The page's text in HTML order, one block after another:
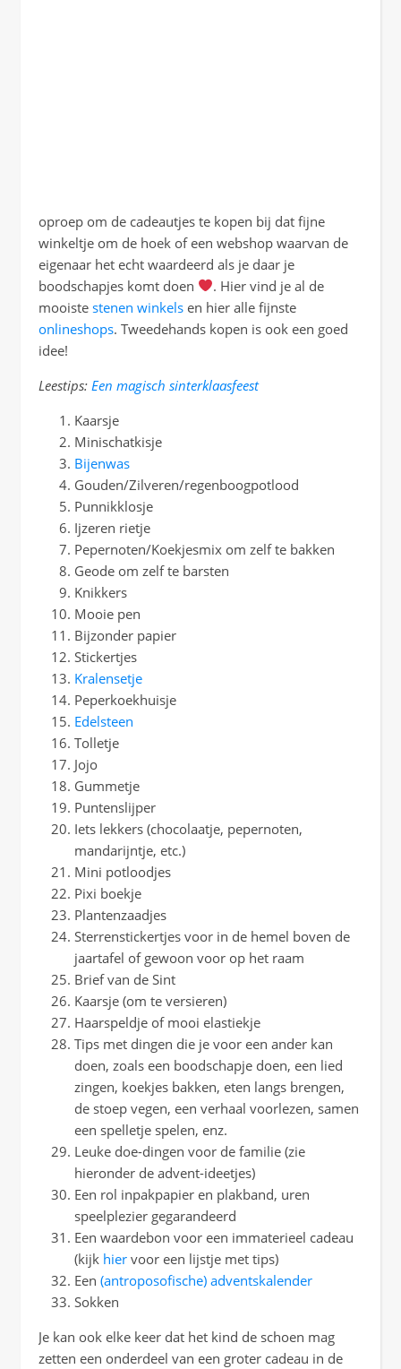
oproep om de cadeautjes te kopen bij dat fijne
winkeltje om de hoek of een webshop waarvan de
eigenaar het echt waardeerd als je daar je
boodschapjes komt doen
. Hier vind je al de
mooiste stenen winkels en hier alle fijnste
onlineshops. Tweedehands kopen is ook een goed
idee!
Leestips: Een magisch sinterklaasfeest
Kaarsje
Minischatkisje
Bijenwas
Gouden/Zilveren/regenboogpotlood
Punnikklosje
Ijzeren rietje
Pepernoten/Koekjesmix om zelf te bakken
Geode om zelf te barsten
Knikkers
Mooie pen
Bijzonder papier
Stickertjes
Kralensetje
Peperkoekhuisje
Edelsteen
Tolletje
Jojo
Gummetje
Puntenslijper
Iets lekkers (chocolaatje, pepernoten,
mandarijntje, etc.)
Mini potloodjes
Pixi boekje
Plantenzaadjes
Sterrenstickertjes voor in de hemel boven de
jaartafel of gewoon voor op het raam
Brief van de Sint
Kaarsje (om te versieren)
Haarspeldje of mooi elastiekje
Tips met dingen die je voor een ander kan
doen, zoals een boodschapje doen, een lied
zingen, koekjes bakken, eten langs brengen,
de stoep vegen, een verhaal voorlezen, samen
een spelletje spelen, enz.
Leuke doe-dingen voor de familie (zie
hieronder de advent-ideetjes)
Een rol inpakpapier en plakband, uren
speelplezier gegarandeerd
Een waardebon voor een immaterieel cadeau
(kijk hier voor een lijstje met tips)
Een (antroposofische) adventskalender
Sokken
Je kan ook elke keer dat het kind de schoen mag
zetten een onderdeel van een groter cadeau in de